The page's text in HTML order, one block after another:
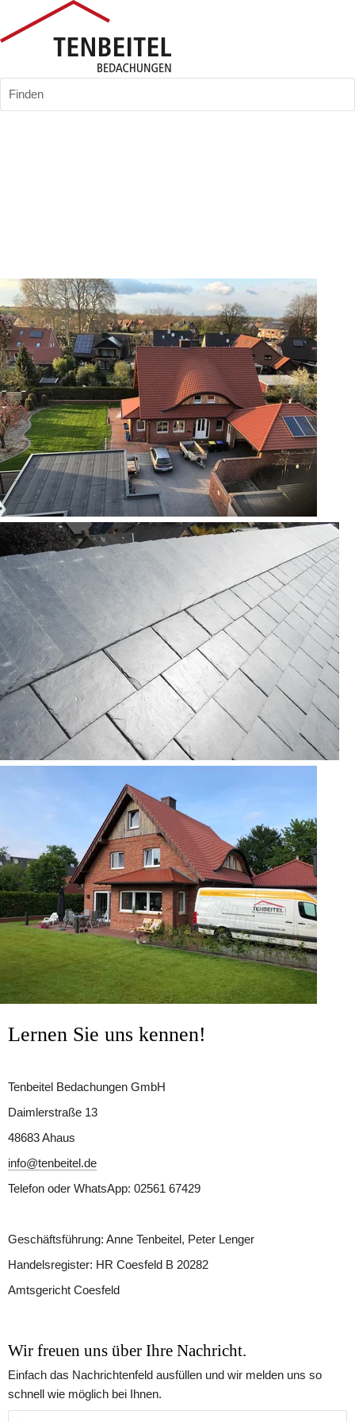
Finden
Lernen Sie uns kennen!
Tenbeitel Bedachungen GmbH
Daimlerstraße 13
48683 Ahaus
info@tenbeitel.de
Telefon oder WhatsApp: 02561 67429
Geschäftsführung: Anne Tenbeitel, Peter Lenger
Handelsregister: HR Coesfeld B 20282
Amtsgericht Coesfeld
Wir freuen uns über Ihre Nachricht.
Einfach das Nachrichtenfeld ausfüllen und wir melden uns so
schnell wie möglich bei Ihnen.